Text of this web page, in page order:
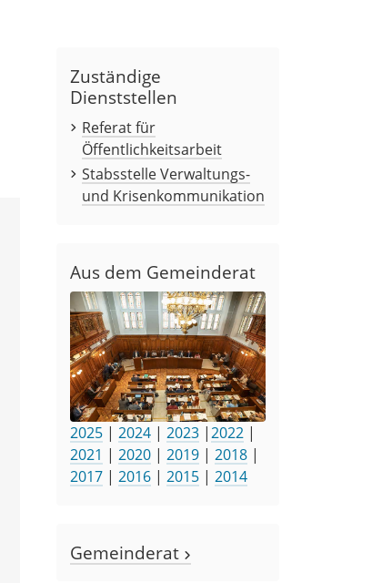
Zuständige
Dienststellen
Referat für
Öffentlichkeitsarbeit
Stabsstelle Verwaltungs-
und Krisenkommunikation
Aus dem Gemeinderat
2025 | 2024 | 2023 |2022 |
2021 | 2020 | 2019 | 2018 |
2017 | 2016 | 2015 | 2014
Gemeinderat